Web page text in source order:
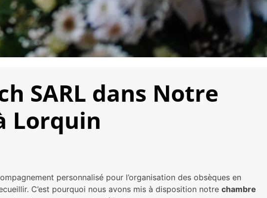
SARL dans Notre
Lorquin
personnalisé pour l’organisation des obsèques en
C’est pourquoi nous avons mis à disposition notre chambre